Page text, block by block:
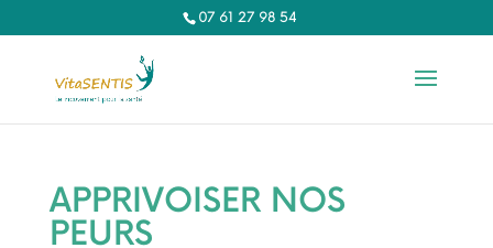
07 61 27 98 54‬
APPRIVOISER NOS
PEURS